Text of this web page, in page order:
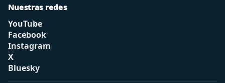
Nuestras redes
YouTube
Facebook
Instagram
X
Bluesky